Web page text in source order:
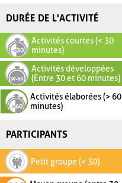
DURÉE DE L'ACTIVITÉ
Activités courtes (< 30
minutes)
Activités développées
(Entre 30 et 60 minutes)
Activités élaborées (> 60
minutes)
PARTICIPANTS
Petit groupe (< 30)